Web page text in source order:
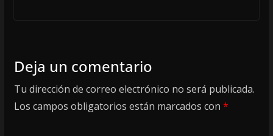
Deja un comentario
Tu dirección de correo electrónico no será publicada.
Los campos obligatorios están marcados con *